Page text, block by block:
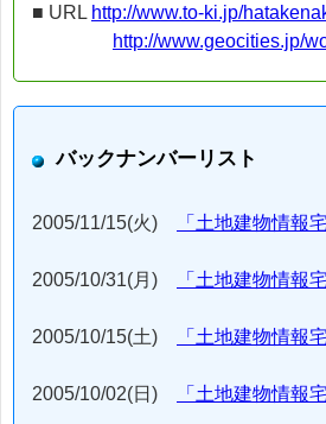
■ URL http://www.to-ki.jp/
http://www.geocities.jp/
バックナンバーリスト
2005/11/15(火) 「土地建物情報
2005/10/31(月) 「土地建物情
2005/10/15(土) 「土地建物情
2005/10/02(日) 「土地建物情報